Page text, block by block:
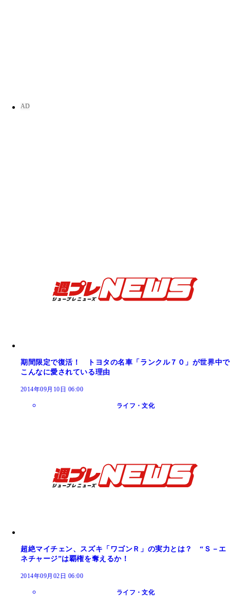
期間限定で復活！ トヨタの名車「ランクル７０」が世界中で
こんなに愛されている理由
2014年09月10日 06:00
ライフ・文化
超絶マイチェン、スズキ「ワゴンＲ」の実力とは？ “Ｓ－エ
ネチャージ”は覇権を奪えるか！
2014年09月02日 06:00
ライフ・文化